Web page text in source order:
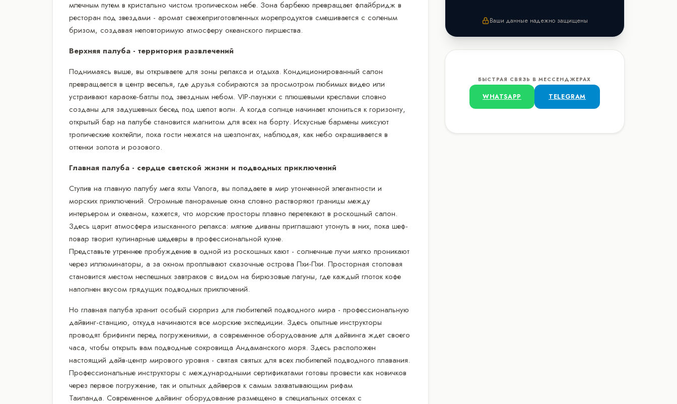
млечным путем в кристально чистом тропическом небе. Зона барбекю превращает флайбридж в
ресторан под звездами - аромат свежеприготовленных морепродуктов смешивается с соленым
бризом, создавая неповторимую атмосферу океанского пиршества.
Верхняя палуба - территория развлечений
Поднимаясь выше, вы открываете для зоны релакса и отдыха. Кондиционированный салон
превращается в центр веселья, где друзья собираются за просмотром любимых видео или
устраивают караоке-батлы под звездным небом. VIP-лаунжи с плюшевыми креслами словно
созданы для задушевных бесед под шепот волн. А когда солнце начинает клониться к горизонту,
открытый бар на палубе становится магнитом для всех на борту. Искусные бармены миксуют
тропические коктейли, пока гости нежатся на шезлонгах, наблюдая, как небо окрашивается в
оттенки золота и розового.
Главная палуба - сердце светской жизни и подводных приключений
Ступив на главную палубу мега яхты Vanora, вы попадаете в мир утонченной элегантности и
морских приключений. Огромные панорамные окна словно растворяют границы между
интерьером и океаном, кажется, что морские просторы плавно перетекают в роскошный салон.
Здесь царит атмосфера изысканного релакса: мягкие диваны приглашают утонуть в них, пока шеф-
повар творит кулинарные шедевры в профессиональной кухне.
Представьте утреннее пробуждение в одной из роскошных кают - солнечные лучи мягко проникают
через иллюминаторы, а за окном проплывают сказочные острова Пхи-Пхи. Просторная столовая
становится местом неспешных завтраков с видом на бирюзовые лагуны, где каждый глоток кофе
наполнен вкусом грядущих подводных приключений.
Но главная палуба хранит особый сюрприз для любителей подводного мира - профессиональную
дайвинг-станцию, откуда начинаются все морские экспедиции. Здесь опытные инструкторы
проводят брифинги перед погружениями, а современное оборудование для дайвинга ждет своего
часа, чтобы открыть вам подводные сокровища Андаманского моря. Здесь расположен
настоящий дайв-центр мирового уровня - святая святых для всех любителей подводного плавания.
Профессиональные инструкторы с международными сертификатами готовы провести как новичков
через первое погружение, так и опытных дайверов к самым захватывающим рифам
Таиланда. Современное дайвинг оборудование размещено в специальных отсеках с
Ваши данные надежно защищены
БЫСТРАЯ СВЯЗЬ В МЕССЕНДЖЕРАХ
WHATSAPP TELEGRAM